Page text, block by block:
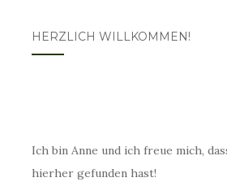
HERZLICH WILLKOMMEN!
Ich bin Anne und ich freue mich,
hierher gefunden hast!